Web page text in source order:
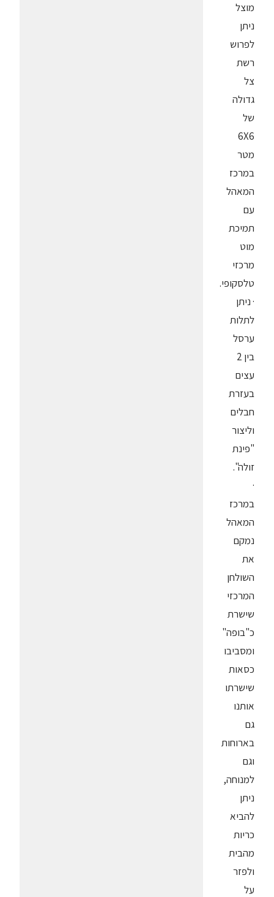
מוצל
ניתן
לפרוש
רשת
צל
גדולה
של
6X6
מטר
במרכז
המאהל
עם
תמיכת
מוט
מרכזי
טלסקופי.
· ניתן
לתלות
ערסל
בין 2
עצים
בעזרת
חבלים
וליצור
"פינת
זולה".
·
במרכז
המאהל
נמקם
את
השולחן
המרכזי
שישרת
כ"בופה"
ומסביבו
כסאות
שישרתו
אותנו
גם
בארוחות
וגם
למנוחה,
ניתן
להביא
כריות
מהבית
ולפזר
על